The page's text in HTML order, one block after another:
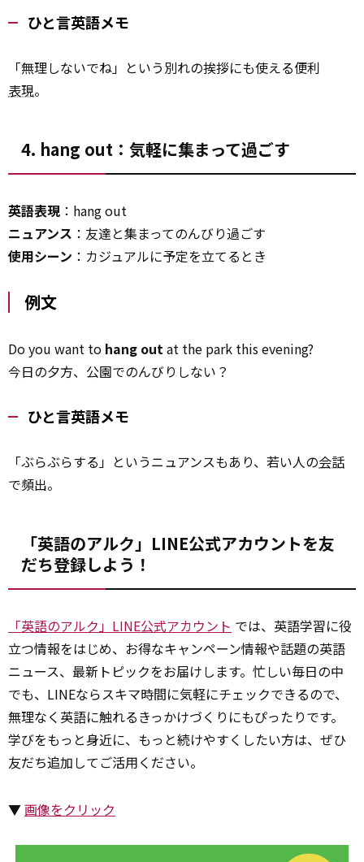
ひと言英語メモ
「無理しないでね」という別れの挨拶にも使える便利
表現。
4. hang out：気軽に集まって過ごす
英語表現 ：hang out
ニュアンス ：友達と集まってのんびり過ごす
使用シーン ：カジュアルに予定を立てるとき
例文
Do you want to hang out at the park this evening?
今日の夕方、公園でのんびりしない？
ひと言英語メモ
「ぶらぶらする」というニュアンスもあり、若い人の会話
で頻出。
「英語のアルク」LINE公式アカウントを友
だち登録しよう！
「英語のアルク」LINE公式アカウント では、英語学習に役
立つ情報をはじめ、お得なキャンペーン情報や話題の英語
ニュース、最新トピックをお届けします。忙しい毎日の中
でも、LINEならスキマ時間に気軽にチェックできるので、
無理なく英語に触れるきっかけづくりにもぴったりです。
学びをもっと身近に、もっと続けやすくしたい方は、ぜひ
友だち追加してご活用ください。
▼画像をクリック